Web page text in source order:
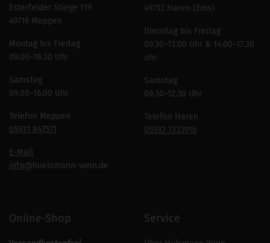
Esterfelder Stiege 119
49716 Meppen
Montag bis Freitag
09.00–18.30 Uhr
Samstag
09.00–16.00 Uhr
Telefon Meppen
05931 847571
E-Mail
info@huelsmann-wein.de
49733 Haren (Ems)
Dienstag bis Freitag
09.30–13.00 Uhr & 14.00–17.30
uhr
Samstag
09.30–12.30 Uhr
Telefon Haren
05932 7333916
Online-Shop Service